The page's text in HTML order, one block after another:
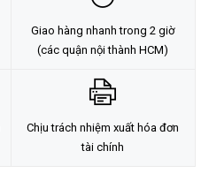
Giao hàng nhanh trong 2 giờ
(các quận nội thành HCM)
Chịu trách nhiệm xuất hóa đơn
tài chính